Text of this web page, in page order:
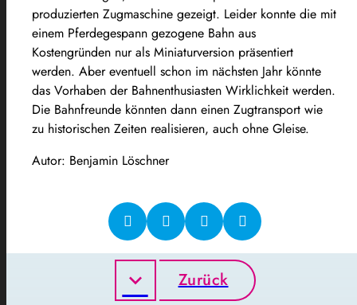
produzierten Zugmaschine gezeigt. Leider konnte die mit
einem Pferdegespann gezogene Bahn aus
Kostengründen nur als Miniaturversion präsentiert
werden. Aber eventuell schon im nächsten Jahr könnte
das Vorhaben der Bahnenthusiasten Wirklichkeit werden.
Die Bahnfreunde könnten dann einen Zugtransport wie
zu historischen Zeiten realisieren, auch ohne Gleise.
Autor: Benjamin Löschner
Zurück